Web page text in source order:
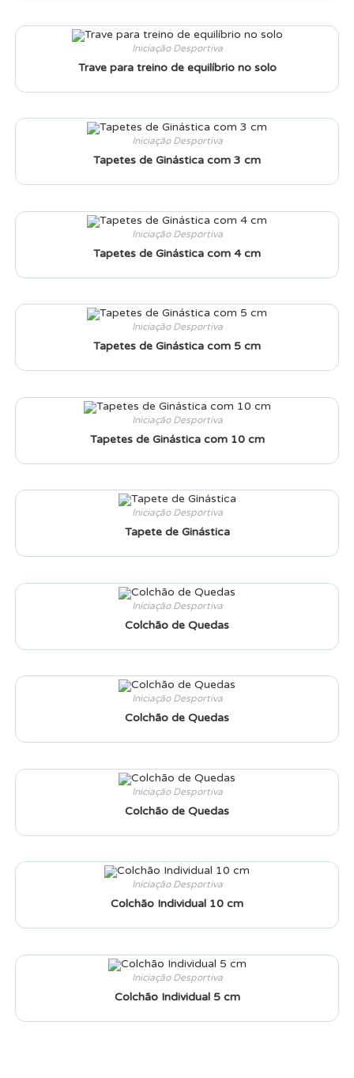
Iniciação Desportiva
Trave para treino de equilíbrio no solo
Iniciação Desportiva
Tapetes de Ginástica com 3 cm
Iniciação Desportiva
Tapetes de Ginástica com 4 cm
Iniciação Desportiva
Tapetes de Ginástica com 5 cm
Iniciação Desportiva
Tapetes de Ginástica com 10 cm
Iniciação Desportiva
Tapete de Ginástica
Iniciação Desportiva
Colchão de Quedas
Iniciação Desportiva
Colchão de Quedas
Iniciação Desportiva
Colchão de Quedas
Iniciação Desportiva
Colchão Individual 10 cm
Iniciação Desportiva
Colchão Individual 5 cm